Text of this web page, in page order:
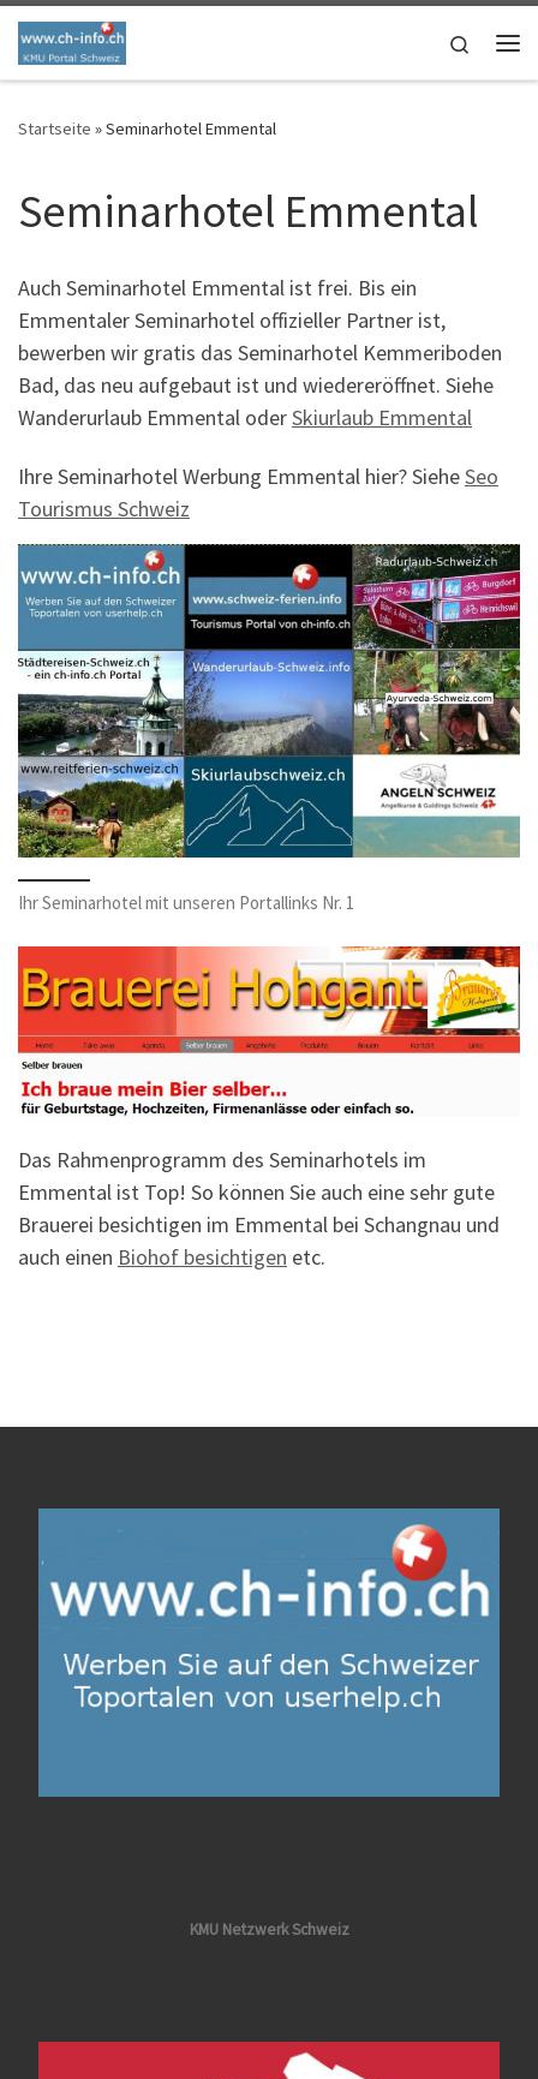
Skip to content
Search
Startseite »Seminarhotel Emmental
Seminarhotel Emmental
Auch Seminarhotel Emmental ist frei. Bis ein
Emmentaler Seminarhotel offizieller Partner ist,
bewerben wir gratis das Seminarhotel Kemmeriboden
Bad, das neu aufgebaut ist und wiedereröffnet. Siehe
Wanderurlaub Emmental oderSkiurlaub Emmental
Ihre Seminarhotel Werbung Emmental hier? SieheSeo
Tourismus Schweiz
Ihr Seminarhotel mit unseren Portallinks Nr. 1
Das Rahmenprogramm des Seminarhotels im
Emmental ist Top! So können Sie auch eine sehr gute
Brauerei besichtigen im Emmental bei Schangnau und
auch einen Biohof besichtigen etc.
KMU Netzwerk Schweiz